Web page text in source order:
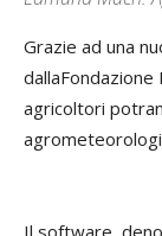
Grazie ad una
dallaFondazione
agricoltori
Il software,